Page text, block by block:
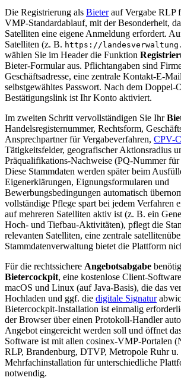
Die Registrierung als Bieterauf Vergabe RLP
VMP-Standardablauf, mit der Besonderheit,
Satelliten eine eigene Anmeldung erfordert.
Satelliten (z. B. https://
wählen Sie im Header die Funktion
Bieter-Formular aus. Pflichtangaben sind
Geschäftsadresse, eine zentrale Kontakt-E-
selbstgewähltes Passwort. Nach dem Doppel-
Bestätigungslink ist Ihr Konto aktiviert.
Im zweiten Schritt vervollständigen Sie Ihr
Handelsregisternummer, Rechtsform,
Ansprechpartner für Vergabeverfahren, CPV-
Tätigkeitsfelder, geografischer Aktionsradius
Präqualifikations-Nachweise (PQ-Nummer für
Diese Stammdaten werden später beim
Eigenerklärungen, Eignungsformularen und
Bewerbungsbedingungen automatisch
vollständige Pflege spart bei jedem Verfahren
auf mehreren Satelliten aktiv ist (z. B. ein
Hoch- und Tiefbau-Aktivitäten), pflegt die
relevanten Satelliten, eine zentrale
Stammdatenverwaltung bietet die Plattform
Für die rechtssichere Angebotsabgabe
Bietercockpit, eine kostenlose Client-
macOS und Linux (auf Java-Basis), die das
Hochladen und ggf. die digitale Signatur
Bietercockpit-Installation ist einmalig
der Browser über einen Protokoll-Handler
Angebot eingereicht werden soll und öffnet
Software ist mit allen cosinex-VMP-Portalen
RLP, Brandenburg, DTVP, Metropole Ruhr u.
Mehrfachinstallation für unterschiedliche
notwendig.